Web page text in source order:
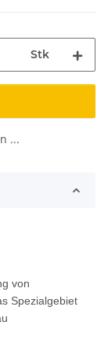
Stk
...
von
Spezialgebiet